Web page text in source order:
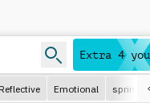
Extra 4 you
Emotional spring